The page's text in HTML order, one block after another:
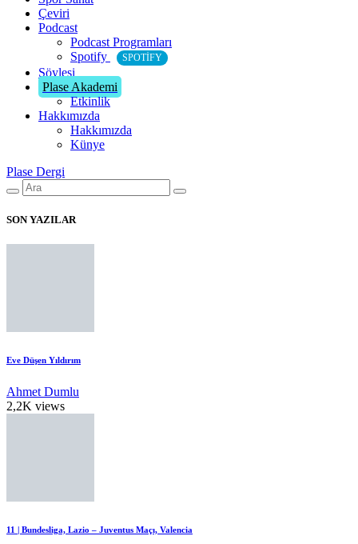
Çeviri
Podcast
Podcast Programları
Spotify
SPOTIFY
Söyleşi
Plase Akademi
Etkinlik
Hakkımızda
Hakkımızda
Künye
Plase Dergi
SON YAZILAR
Eve Düşen Yıldırım
Ahmet Dumlu
2,2K views
11 | Bundesliga, Lazio – Juventus Maçı, Valencia